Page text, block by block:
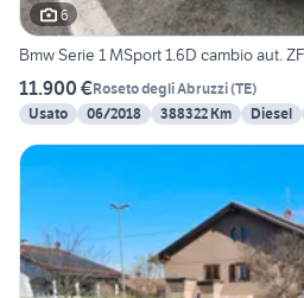
6
Bmw Serie 1 MSport 1.6D
11.900 €Roseto degli Abruzzi(TE)
Usato
06/2018 388322 Km Diesel